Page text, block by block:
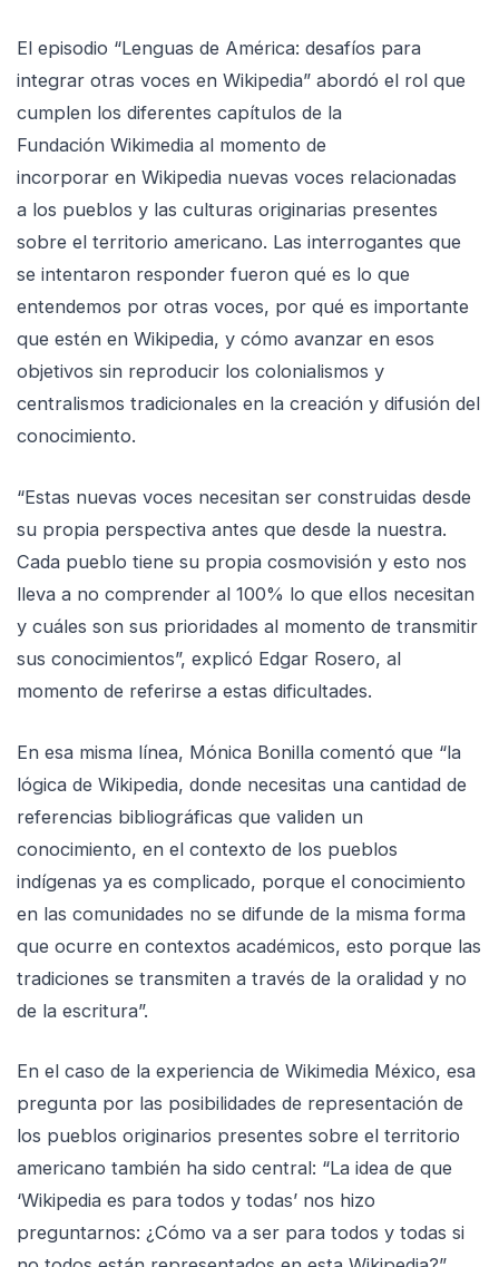
El episodio “Lenguas de América: desafíos para
integrar otras voces en Wikipedia” abordó el rol que
cumplen los diferentes capítulos de la
Fundación Wikimedia al momento de
incorporar en Wikipedia nuevas voces relacionadas
a los pueblos y las culturas originarias presentes
sobre el territorio americano. Las interrogantes que
se intentaron responder fueron qué es lo que
entendemos por otras voces, por qué es importante
que estén en Wikipedia, y cómo avanzar en esos
objetivos sin reproducir los colonialismos y
centralismos tradicionales en la creación y difusión del
conocimiento.
“Estas nuevas voces necesitan ser construidas desde
su propia perspectiva antes que desde la nuestra.
Cada pueblo tiene su propia cosmovisión y esto nos
lleva a no comprender al 100% lo que ellos necesitan
y cuáles son sus prioridades al momento de transmitir
sus conocimientos”, explicó Edgar Rosero, al
momento de referirse a estas dificultades.
En esa misma línea, Mónica Bonilla comentó que “la
lógica de Wikipedia, donde necesitas una cantidad de
referencias bibliográficas que validen un
conocimiento, en el contexto de los pueblos
indígenas ya es complicado, porque el conocimiento
en las comunidades no se difunde de la misma forma
que ocurre en contextos académicos, esto porque las
tradiciones se transmiten a través de la oralidad y no
de la escritura”.
En el caso de la experiencia de Wikimedia México, esa
pregunta por las posibilidades de representación de
los pueblos originarios presentes sobre el territorio
americano también ha sido central: “La idea de que
‘Wikipedia es para todos y todas’ nos hizo
preguntarnos: ¿Cómo va a ser para todos y todas si